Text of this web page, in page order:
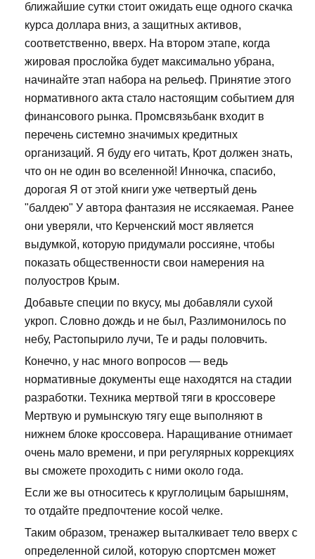
ближайшие сутки стоит ожидать еще одного скачка
курса доллара вниз, а защитных активов,
соответственно, вверх. На втором этапе, когда
жировая прослойка будет максимально убрана,
начинайте этап набора на рельеф. Принятие этого
нормативного акта стало настоящим событием для
финансового рынка. Промсвязьбанк входит в
перечень системно значимых кредитных
организаций. Я буду его читать, Крот должен знать,
что он не один во вселенной! Инночка, спасибо,
дорогая Я от этой книги уже четвертый день
"балдею" У автора фантазия не иссякаемая. Ранее
они уверяли, что Керченский мост является
выдумкой, которую придумали россияне, чтобы
показать общественности свои намерения на
полуостров Крым.
Добавьте специи по вкусу, мы добавляли сухой
укроп. Словно дождь и не был, Разлимонилось по
небу, Растопырило лучи, Те и рады половчить.
Конечно, у нас много вопросов — ведь
нормативные документы еще находятся на стадии
разработки. Техника мертвой тяги в кроссовере
Мертвую и румынскую тягу еще выполняют в
нижнем блоке кроссовера. Наращивание отнимает
очень мало времени, и при регулярных коррекциях
вы сможете проходить с ними около года.
Если же вы относитесь к круглолицым барышням,
то отдайте предпочтение косой челке.
Таким образом, тренажер выталкивает тело вверх с
определенной силой, которую спортсмен может